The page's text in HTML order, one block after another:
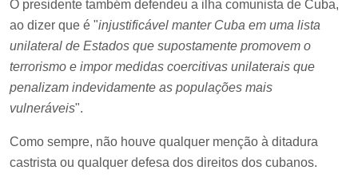
O presidente também defendeu a ilha comunista de Cuba,
ao dizer que é "injustificável manter Cuba em uma lista
unilateral de Estados que supostamente promovem o
terrorismo e impor medidas coercitivas unilaterais que
penalizam indevidamente as populações mais
vulneráveis".
Como sempre, não houve qualquer menção à ditadura
castrista ou qualquer defesa dos direitos dos cubanos.